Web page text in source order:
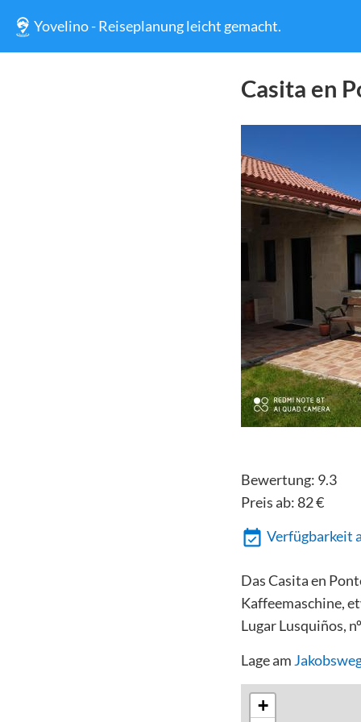
Yovelino - Reiseplanung leicht gemacht.
Casita en
Bewertung: 9.3
Preis ab: 82€
Verfügbarkeit
Das Casita en
Kaffeemaschine,
Lugar Lusquiños,
Lage am
+